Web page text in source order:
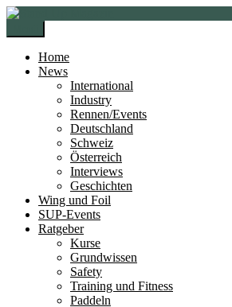
Zur
Navigation
springen
Zum
springen
Home
News
International
Industry
Rennen/Events
Deutschland
Schweiz
Österreich
Interviews
Geschichten
Wing und Foil
SUP-Events
Ratgeber
Kurse
Grundwissen
Safety
Training und Fitness
Paddeln